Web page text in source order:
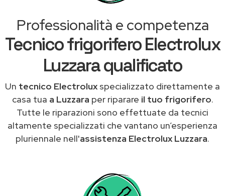
Professionalità e competenza
Tecnico frigorifero Electrolux
Luzzara qualificato
Un tecnico Electrolux specializzato direttamente a
casa tua a Luzzara per riparare il tuo frigorifero.
Tutte le riparazioni sono effettuate da tecnici
altamente specializzati che vantano un’esperienza
pluriennale nell'assistenza Electrolux Luzzara.